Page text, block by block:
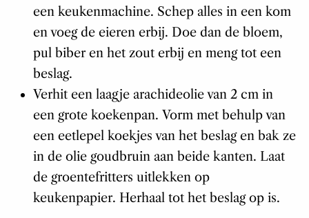
een keukenmachine. Schep alles in een kom
en voeg de eieren erbij. Doe dan de bloem,
pul biber en het zout erbij en meng tot een
beslag.
Verhit een laagje arachideolie van 2 cm in
een grote koekenpan. Vorm met behulp van
een eetlepel koekjes van het beslag en bak ze
in de olie goudbruin aan beide kanten. Laat
de groentefritters uitlekken op
keukenpapier. Herhaal tot het beslag op is.